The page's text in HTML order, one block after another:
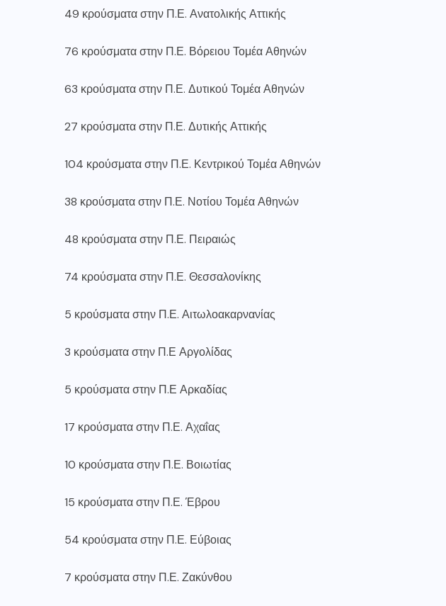
49 κρούσματα στην Π.Ε. Ανατολικής Αττικής
76 κρούσματα στην Π.Ε. Βόρειου Τομέα Αθηνών
63 κρούσματα στην Π.Ε. Δυτικού Τομέα Αθηνών
27 κρούσματα στην Π.Ε. Δυτικής Αττικής
104 κρούσματα στην Π.Ε. Κεντρικού Τομέα Αθηνών
38 κρούσματα στην Π.Ε. Νοτίου Τομέα Αθηνών
48 κρούσματα στην Π.Ε. Πειραιώς
74 κρούσματα στην Π.Ε. Θεσσαλονίκης
5 κρούσματα στην Π.Ε. Αιτωλοακαρνανίας
3 κρούσματα στην Π.Ε Αργολίδας
5 κρούσματα στην Π.Ε Αρκαδίας
17 κρούσματα στην Π.Ε. Αχαΐας
10 κρούσματα στην Π.Ε. Βοιωτίας
15 κρούσματα στην Π.Ε. Έβρου
54 κρούσματα στην Π.Ε. Εύβοιας
7 κρούσματα στην Π.Ε. Ζακύνθου